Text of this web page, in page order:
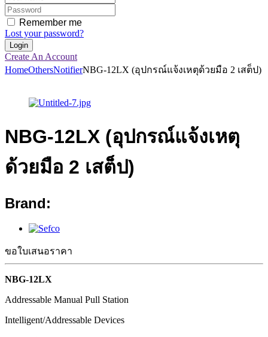
Remember me
Lost your password?
Create An Account
HomeOthersNotifierNBG-12LX (อุปกรณ์แจ้งเหตุด้วยมือ 2 เสต็ป)
NBG-12LX (อุปกรณ์แจ้งเหตุ
ด้วยมือ 2 เสต็ป)
Brand:
ขอใบเสนอราคา
NBG-12LX
Addressable Manual Pull Station
Intelligent/Addressable Devices